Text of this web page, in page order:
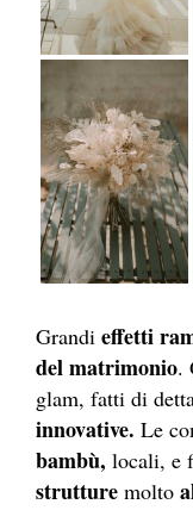
Grandi effetti
del matrimonio.
glam, fatti di
innovative. Le
bambù, locali, e
strutture molto